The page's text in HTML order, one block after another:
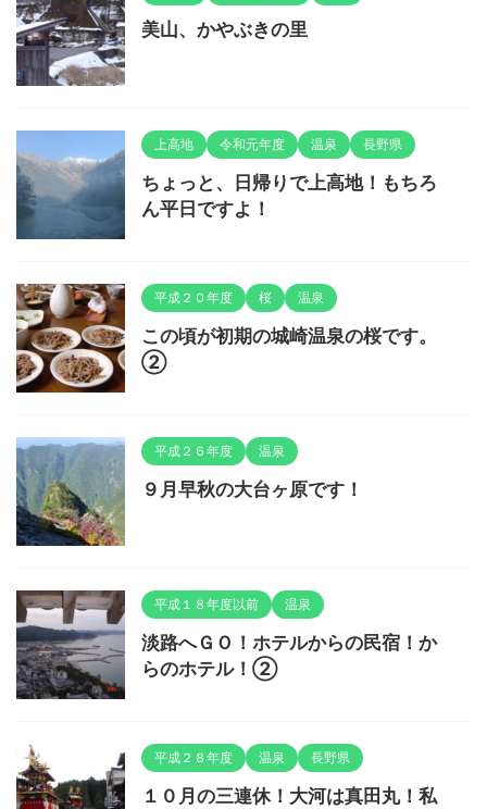
美山、かやぶきの里
上高地 令和元年度 温泉 長野県
ちょっと、日帰りで上高地！もちろ
ん平日ですよ！
平成２０年度 桜 温泉
この頃が初期の城崎温泉の桜です。
②
平成２６年度 温泉
９月早秋の大台ヶ原です！
平成１８年度以前 温泉
淡路へＧＯ！ホテルからの民宿！か
らのホテル！②
平成２８年度 温泉 長野県
１０月の三連休！大河は真田丸！私